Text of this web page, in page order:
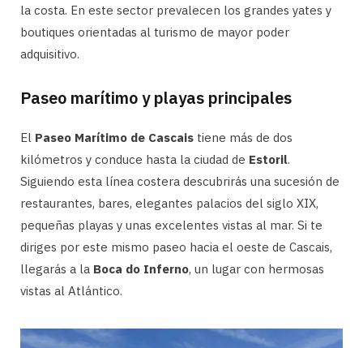
la costa. En este sector prevalecen los grandes yates y
boutiques orientadas al turismo de mayor poder
adquisitivo.
Paseo marítimo y playas principales
El Paseo Marítimo de Cascais tiene más de dos
kilómetros y conduce hasta la ciudad de Estoril.
Siguiendo esta línea costera descubrirás una sucesión de
restaurantes, bares, elegantes palacios del siglo XIX,
pequeñas playas y unas excelentes vistas al mar. Si te
diriges por este mismo paseo hacia el oeste de Cascais,
llegarás a la Boca do Inferno, un lugar con hermosas
vistas al Atlántico.